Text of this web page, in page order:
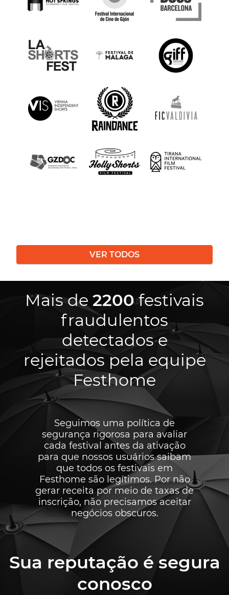
VER TODOS
Mais de 2200festivais
fraudulentos
detectados e
rejeitados pela equipe
Festhome
Seguimos uma política de
segurança rigorosa para avaliar
cada festival antes da ativação
para que nossos usuários saibam
que todos os festivais em
Festhome são legítimos. Por não
gerar receita por meio de taxas de
inscrição, não precisamos aceitar
negócios obscuros.
Sua reputação é segura
conosco